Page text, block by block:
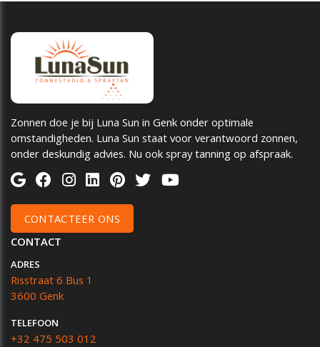
Zonnen doe je bij Luna Sun in Genk onder optimale
omstandigheden. Luna Sun staat voor verantwoord zonnen,
onder deskundig advies. Nu ook spray tanning op afspraak.
CONTACTEER ONS
CONTACT
ADRES
Risstraat 6 Bus 1
3600 Genk
TELEFOON
+32 475 503 012